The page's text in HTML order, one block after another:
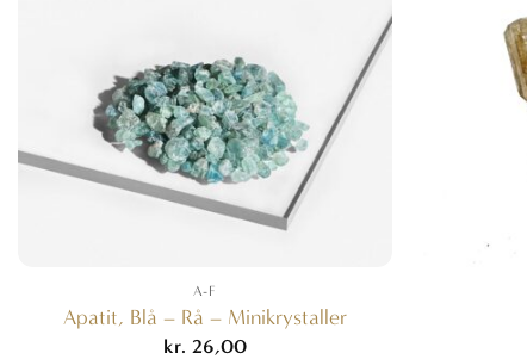
A-F
Apatit, Blå – Rå – Minikrystaller
kr. 26,00